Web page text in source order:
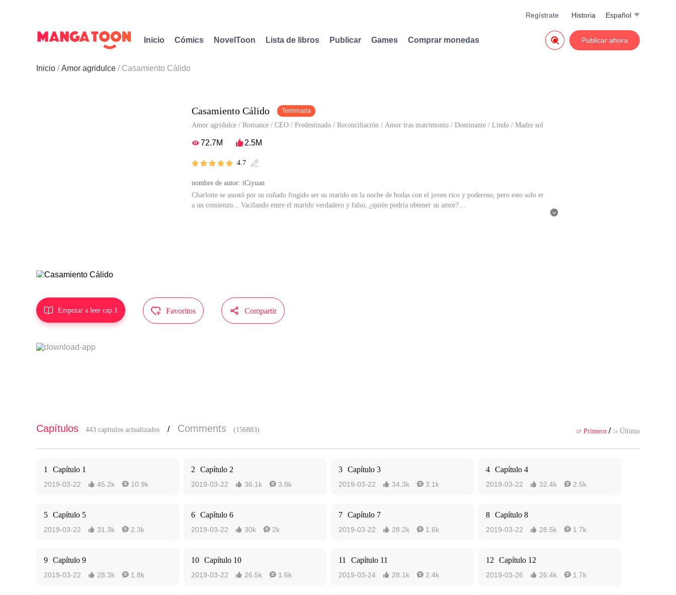
Español 
Historia
Regístrate
Inicio Cómics NovelToon Lista de libros Publicar Games Comprar monedas Publicar ahora

Inicio Amor agridulce Casamiento Cálido
Casamiento Cálido Terminada
Amor agridulce / Romance / CEO / Predestinado / Reconciliación / Amor tras matrimonio / Dominante / Lindo / Madre soltera
72.7M 2.5M
     4.7 
nombre de autor: iCiyuan
Charlotte se asustó por su cuñado fingido ser su marido en la noche de bodas con el joven rico y poderoso, pero esto solo er
a un comienzo... Vacilando entre el marido verdadero y falso, ¿quién podría obtener su amor?

 Empezar a leer cap.1  Favoritos  Compartir
Capítulos 443 capítulos actualizados / Comments (156883)  Primero /  Último
1 Capítulo 1
2019-03-22  45.2k  10.9k
2 Capítulo 2
2019-03-22  36.1k  3.8k
3 Capítulo 3
2019-03-22  34.3k  3.1k
4 Capítulo 4
2019-03-22  32.4k  2.5k
5 Capítulo 5
2019-03-22  31.3k  2.3k
6 Capítulo 6
2019-03-22  30k  2k
7 Capítulo 7
2019-03-22  28.2k  1.6k
8 Capítulo 8
2019-03-22  28.5k  1.7k
9 Capítulo 9
2019-03-22  28.3k  1.8k
10 Capítulo 10
2019-03-22  26.5k  1.6k
11 Capítulo 11
2019-03-24  28.1k  2.4k
12 Capítulo 12
2019-03-26  26.4k  1.7k